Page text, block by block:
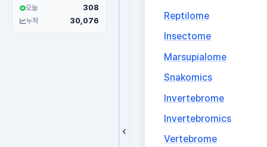
오늘 308
누적 30,076
Reptilome
Insectome
Marsupialome
Snakomics
Invertebrome
Invertebromics
Vertebrome